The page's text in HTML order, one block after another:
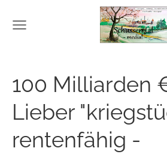
100 Milliarden
Lieber
rentenfähig -